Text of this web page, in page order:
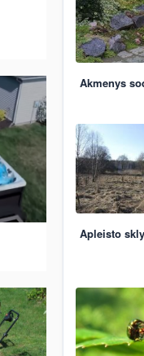
Akmenys
Apleisto